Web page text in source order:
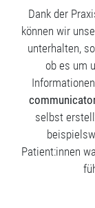
Dank der
können wir
unterhalten,
ob es um
selbst
Patient:innen